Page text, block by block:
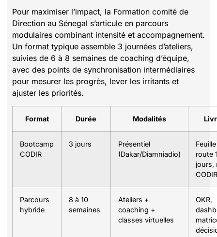
Pour maximiser l’impact, la Formation comité de
Direction au Sénegal s’articule en parcours
modulaires combinant intensité et accompagnement.
Un format typique assemble 3 journées d’ateliers,
suivies de 6 à 8 semaines de coaching d’équipe,
avec des points de synchronisation intermédiaires
pour mesurer les progrès, lever les irritants et
ajuster les priorités.
Format Durée Modalités
Bootcamp
CODIR
3 jours
Présentiel
(Dakar/Diamniadio)
route
jours,
Parcours
hybride
8 à 10
semaines
Ateliers +
coaching +
classes virtuelles
OKR,